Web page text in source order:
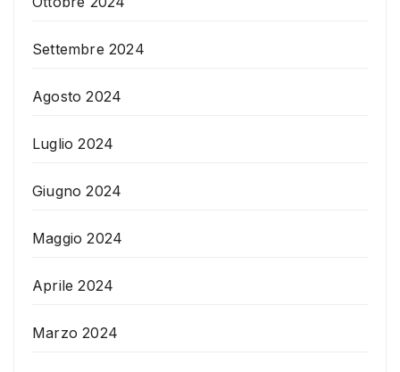
Settembre 2024
Agosto 2024
Luglio 2024
Giugno 2024
Maggio 2024
Aprile 2024
Marzo 2024